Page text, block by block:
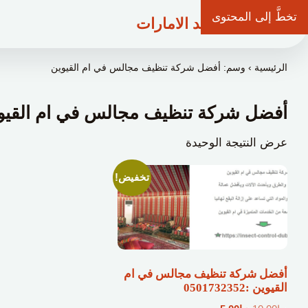
تخطَّ إلى المحتوى
شركة وعد الامارات
الرئيسية › وسم: أفضل شركة تنظيف مجالس في ام القيوين
أفضل شركة تنظيف مجالس في ام
عرض النتيجة الوحيدة
تخفيض!
أفضل شركة تنظيف مجالس في ام
القيوين :0501732352